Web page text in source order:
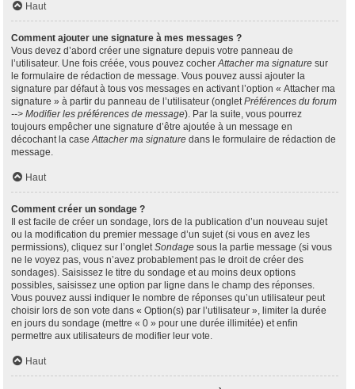
Haut
Comment ajouter une signature à mes messages ?
Vous devez d’abord créer une signature depuis votre panneau de
l’utilisateur. Une fois créée, vous pouvez cocherAttacher ma signature sur
le formulaire de rédaction de message. Vous pouvez aussi ajouter la
signature par défaut à tous vos messages en activant l’option « Attacher ma
signature » à partir du panneau de l’utilisateur (ongletPréférences du forum
--> Modifier les préférences de message). Par la suite, vous pourrez
toujours empêcher une signature d’être ajoutée à un message en
décochant la caseAttacher ma signature dans le formulaire de rédaction de
message.
Haut
Comment créer un sondage ?
Il est facile de créer un sondage, lors de la publication d’un nouveau sujet
ou la modification du premier message d’un sujet (si vous en avez les
permissions), cliquez sur l’ongletSondage sous la partie message (si vous
ne le voyez pas, vous n’avez probablement pas le droit de créer des
sondages). Saisissez le titre du sondage et au moins deux options
possibles, saisissez une option par ligne dans le champ des réponses.
Vous pouvez aussi indiquer le nombre de réponses qu’un utilisateur peut
choisir lors de son vote dans « Option(s) par l’utilisateur », limiter la durée
en jours du sondage (mettre « 0 » pour une durée illimitée) et enfin
permettre aux utilisateurs de modifier leur vote.
Haut